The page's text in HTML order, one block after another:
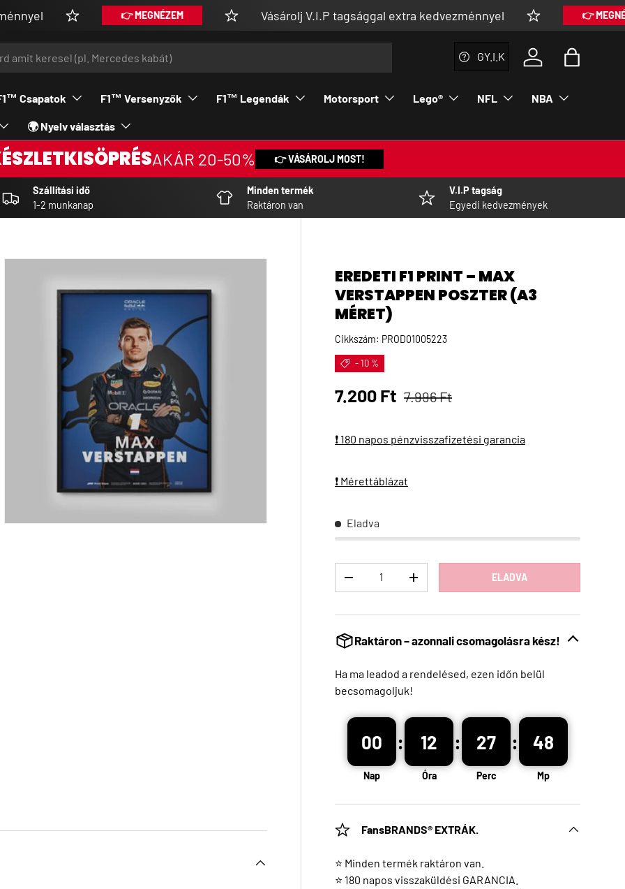
👉 MEGNÉZEM Vásárolj V.I.P tagsággal extra kedvezménnyel 👉 MEGNÉZEM
GY.I.K
Bejelentkezés a
Táska
Csapatok F1™ Versenyzők F1™ Legendák Motorsport Lego® NFL NBA
🌍 Nyelv választás
AKÁR 20-50% 👉 VÁSÁROLJ MOST!
Szállítási idő
1-2 munkanap
Minden termék
Raktáron van
V.I.P tagság
Egyedi kedvezmények
EREDETI F1 PRINT – MAX
VERSTAPPEN POSZTER (A3
MÉRET)
Cikkszám: PROD01005223
- 10 %
Eladási ár
7.200 Ft Normál ár
7.996 Ft
❗ 180 napos pénzvisszafizetési garancia
❗ Mérettáblázat
Eladva
ELADVA
Raktáron – azonnali csomagolásra kész!
Ha ma leadod a rendelésed, ezen időn belül
becsomagoljuk!
00
Nap
: 12
Óra
: 27
Perc
: 47
Mp
FansBRANDS® EXTRÁK.
⭐ Minden termék raktáron van.
⭐ 180 napos visszaküldési GARANCIA.